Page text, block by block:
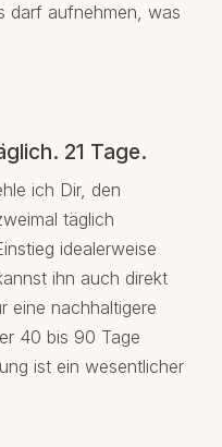
darf aufnehmen, was
21 Tage.
ich Dir, den
täglich
idealerweise
ihn auch direkt
eine nachhaltigere
40 bis 90 Tage
ist ein wesentlicher